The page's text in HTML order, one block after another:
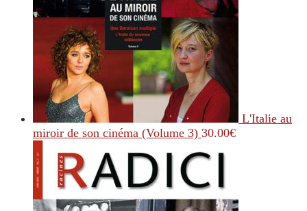
L'Italie au
miroir de son cinéma (Volume 3) 30.00€